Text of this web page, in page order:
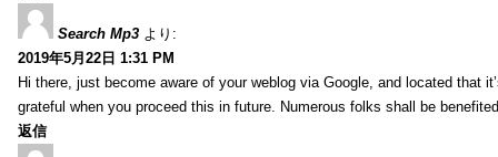
Search Mp3 より:
2019年5月22日 1:31 PM
Hi there, just become aware of your weblog via Google, and located that
grateful when you proceed this in future. Numerous folks shall be
返信